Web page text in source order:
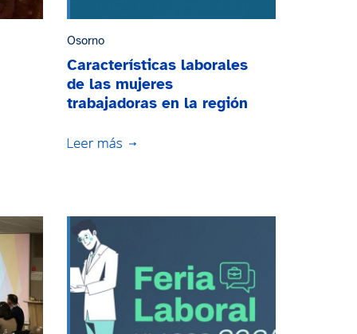
Osorno
Características laborales
de las mujeres
trabajadoras en la región